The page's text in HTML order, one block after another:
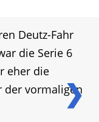
❯
Deutz-Fahr
die Serie 6
eher die
der vormaligen